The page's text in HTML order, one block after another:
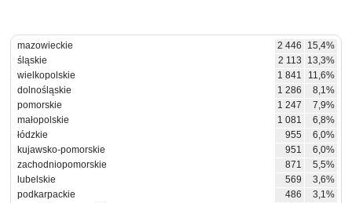
mazowieckie 2 446
15,4%
śląskie
2 113
13,3%
wielkopolskie
1 841
11,6%
dolnośląskie
1 286
8,1%
pomorskie
1 247
7,9%
małopolskie
1 081
6,8%
łódzkie
955
6,0%
kujawsko-pomorskie
951
6,0%
zachodniopomorskie
871
5,5%
lubelskie
569
3,6%
podkarpackie
486
3,1%